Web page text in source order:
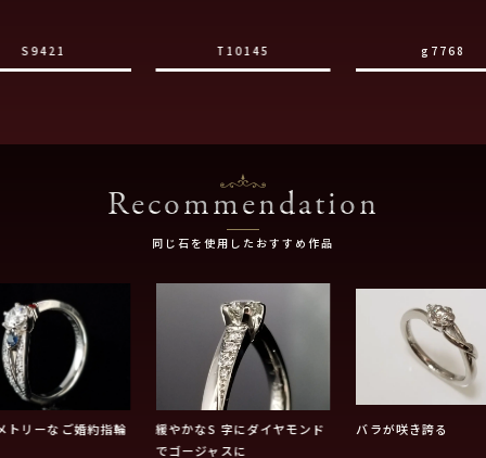
S9421 T10145 g7768
Recommendation
同じ石を使用したおすすめ作品
トリーなご婚約指輪
緩やかなS 字にダイヤモンド
でゴージャスに
バラが咲き誇る